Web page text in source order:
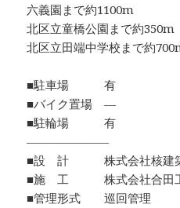
六義園まで約1100m
北区立童橋公園まで約350m
北区立田端中学校まで約
■駐車場 有
■バイク置場 ―
■駐輪場 有
―――――――
■設 計 株式会社核建築
■施 工 株式会社合田工
■管理形式 巡回管理